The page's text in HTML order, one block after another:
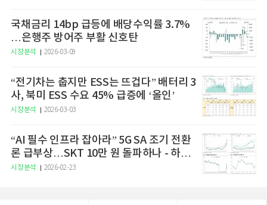
국채금리 14bp 급등에 배당수익률 3.7%
…은행주 방어주 부활 신호탄
시장분석 2026-03-09
“전기차는 춥지만 ESS는 뜨겁다” 배터리 3
사, 북미 ESS 수요 45% 급증에 ‘올인’
시장분석 2026-03-03
“AI 필수 인프라 잡아라” 5G SA 조기 전환
론 급부상…SKT 10만 원 돌파하나 - 하나
증권
시장분석 2026-02-23